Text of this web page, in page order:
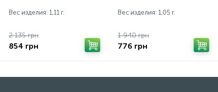
Вес изделия: 1,11 г.
2 135 грн
854 грн
Вес изделия: 1,05 г.
1 940 грн
776 грн